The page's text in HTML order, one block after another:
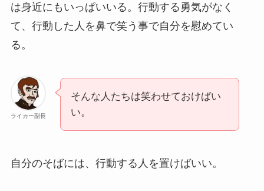
は身近にもいっぱいいる。行動する勇気がなく
て、行動した人を鼻で笑う事で自分を慰めてい
る。
ライカー副長
そんな人たちは笑わせておけばい
い。
自分のそばには、行動する人を置けばいい。